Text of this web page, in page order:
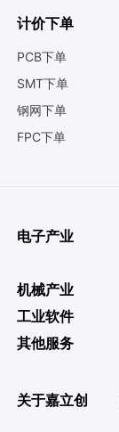
计价下单
PCB下单
SMT下单
钢网下单
FPC下单
电子产业
机械产业
工业软件
其他服务
关于嘉立创